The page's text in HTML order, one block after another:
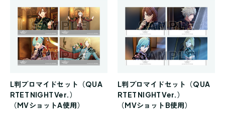
L判ブロマイドセット（QUA
RTET NIGHT Ver.）
（MVショットA使用）
L判ブロマイドセット（QUA
RTET NIGHT Ver.）
（MVショットB使用）